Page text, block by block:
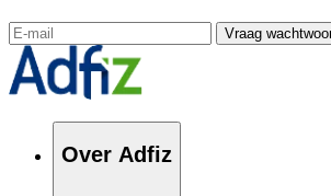
Vraag
Over Adfiz